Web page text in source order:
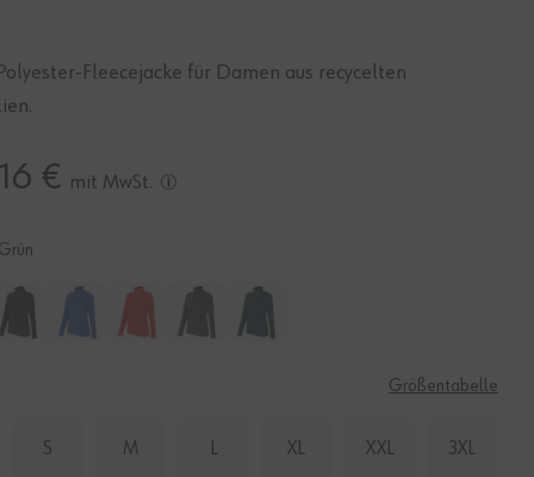
Fleecejacke für Damen aus recycelten
€ mit MwSt.
Größentabelle
S M L XL XXL 3XL